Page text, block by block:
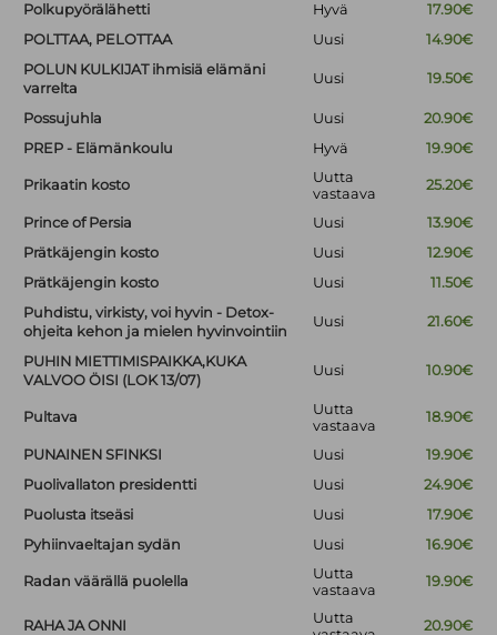
Polkupyörälähetti Hyvä
17.90€
POLTTAA, PELOTTAA
Uusi
14.90€
POLUN KULKIJAT ihmisiä elämäni
varrelta
Uusi 19.50€
Possujuhla Uusi
20.90€
PREP - Elämänkoulu
Hyvä 19.90€
Prikaatin kosto
Uutta
vastaava
25.20€
Prince of Persia Uusi
13.90€
Prätkäjengin kosto
Uusi
12.90€
Prätkäjengin kosto
Uusi
11.50€
Puhdistu, virkisty, voi hyvin - Detox-
ohjeita kehon ja mielen hyvinvointiin
Uusi 21.60€
PUHIN MIETTIMISPAIKKA,KUKA
VALVOO ÖISI (LOK 13/07)
Uusi 10.90€
Pultava
Uutta
vastaava
18.90€
PUNAINEN SFINKSI Uusi
19.90€
Puolivallaton presidentti
Uusi
24.90€
Puolusta itseäsi
Uusi
17.90€
Pyhiinvaeltajan sydän
Uusi 16.90€
Radan väärällä puolella
Uutta
vastaava
19.90€
RAHA JA ONNI
Uutta
20.90€